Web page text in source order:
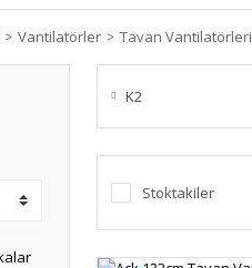
Vantilatörler Tavan Vantilatörleri
K2
Stoktakiler